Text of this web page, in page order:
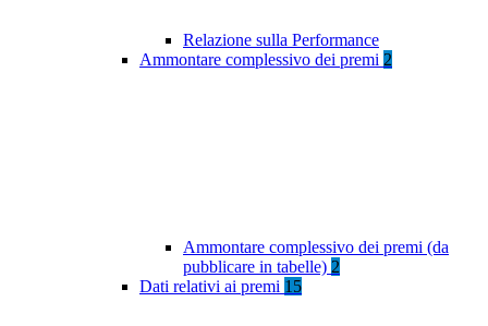
Relazione sulla Performance
Ammontare complessivo dei premi 2
Ammontare complessivo dei premi (da
pubblicare in tabelle) 2
Dati relativi ai premi 15